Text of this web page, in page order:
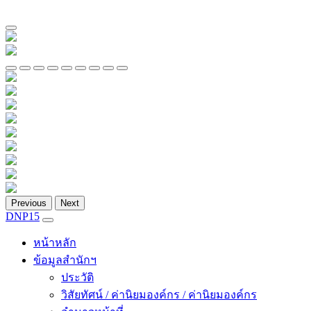
Previous Next
DNP15
หน้าหลัก
ข้อมูลสำนักฯ
ประวัติ
วิสัยทัศน์ / ค่านิยมองค์กร / ค่านิยมองค์กร